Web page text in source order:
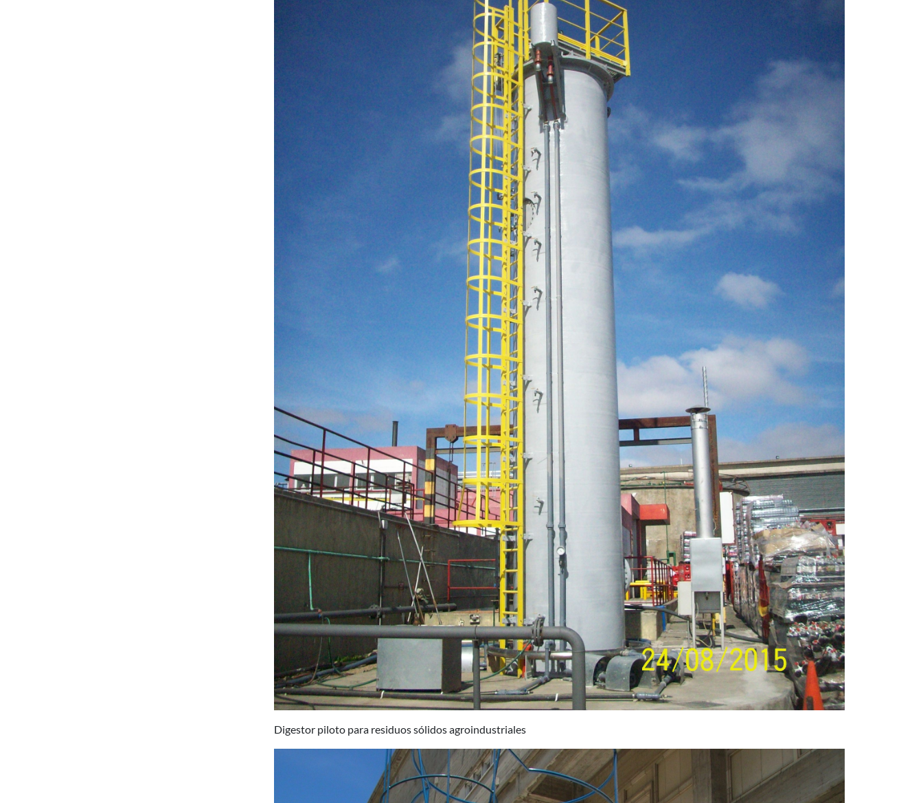
Digestor piloto para residuos sólidos agroindustriales